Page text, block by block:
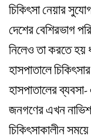
চিকিৎসা নেয়ার
দেশের বেশিরভাগ
নিলেও তা করতে হয়
হাসপাতালে
হাসপাতালের
জনগণের এখন
চিকিৎসাকালীন